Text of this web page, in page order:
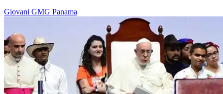
Giovani GMG Panama